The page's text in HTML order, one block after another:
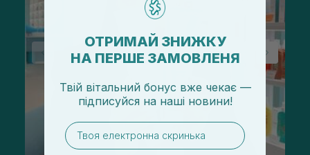
ОТРИМАЙ ЗНИЖКУ
НА ПЕРШЕ ЗАМОВЛЕНЯ
Твій вітальний бонус вже чекає —
підписуйся на наші новини!
email